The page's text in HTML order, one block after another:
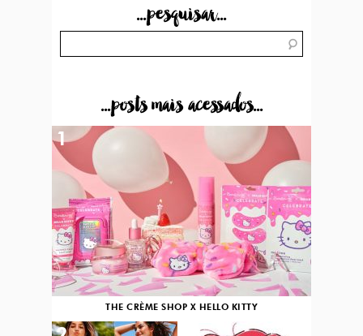
...pesquisar...
...posts mais acessados...
THE CRÈME SHOP X HELLO KITTY
1